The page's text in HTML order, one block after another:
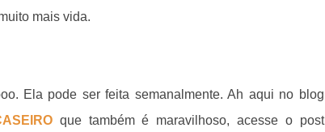
mais vida.
Ela pode ser feita semanalmente. Ah aqui no blog
que também é maravilhoso, acesse o post